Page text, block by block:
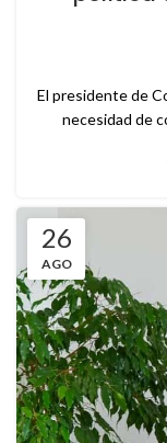
El presidente de
necesidad de
26
AGO